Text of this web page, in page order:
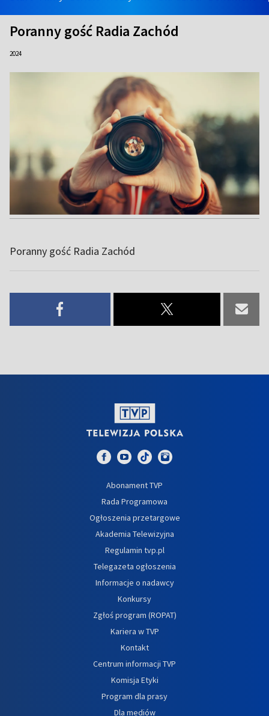
Poranny gość Radia Zachód
2024
Poranny gość Radia Zachód
Abonament TVP
Rada Programowa
Ogłoszenia przetargowe
Akademia Telewizyjna
Regulamin tvp.pl
Telegazeta ogłoszenia
Informacje o nadawcy
Konkursy
Zgłoś program (ROPAT)
Kariera w TVP
Kontakt
Centrum informacji TVP
Komisja Etyki
Program dla prasy
Dla mediów